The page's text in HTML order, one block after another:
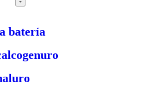
batería